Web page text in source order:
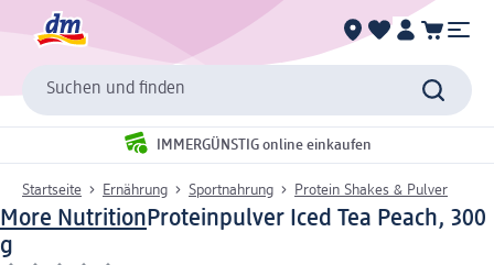
Suchen und finden
IMMERGÜNSTIG online einkaufen
Startseite Ernährung Sportnahrung Protein Shakes & Pulver
More NutritionProteinpulver Iced Tea Peach, 300
g